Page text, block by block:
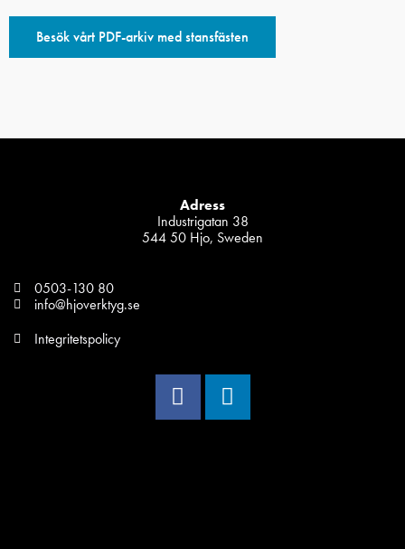
Besök vårt PDF-arkiv med stansfästen
Adress
Industrigatan 38
544 50 Hjo, Sweden
0503-130 80
info@hjoverktyg.se
Integritetspolicy